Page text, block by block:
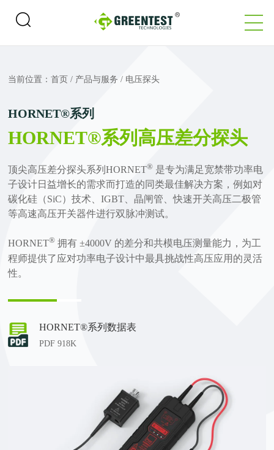
当前位置：首页 / 产品与服务 / 电压探头
HORNET®系列
HORNET®系列高压差分探头
顶尖高压差分探头系列HORNET® 是专为满足宽禁带功率电
子设计日益增长的需求而打造的同类最佳解决方案，例如对
碳化硅（SiC）技术、IGBT、晶闸管、快速开关高压二极管
等高速高压开关器件进行双脉冲测试。
HORNET® 拥有 ±4000V 的差分和共模电压测量能力，为工
程师提供了应对功率电子设计中最具挑战性高压应用的灵活
性。
HORNET®系列数据表
PDF 918K